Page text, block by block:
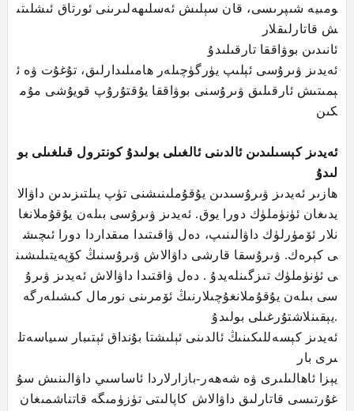
ومىيە شىپرىسى، قان سېلىش ئەسلىھەلىرىنى ئورتاق ئىشلىتى
ش قاتارلىقلار
ئانىدىن بوۋاققا تارقىلىدۇ
ئەيدىز ۋىرۇسى ئېلىپ يۈرگۈچىلەر ھامىلىدارلىق، تۇغۇت ۋە ئ
ېمىتىش ئارقىلىق ۋىرۇسنى بوۋاققا يۇقتۇرۇپ قويۇشى مۇم
كىن
ئەيدىز كېسىلىدىن ئالدىنى ئالغىلى بولىدۇ كونترول قىلغىلى بو
لىدۇ
ھازىر ئەيدىز ۋىرۇسىدىن يۇقۇملىنىشنى تۈپ يىلتىزىدىن داۋالا
يدىغان ئۈنۈملۈك دورا يوق. ئەيدىز ۋىرۇسى بىلەن يۇقۇملانغا
نلار ئۆمۈرلۈك داۋالىنىپ، دەل ۋاقىتىدا مىقداردا دورا ئىچىش
ى كېرەك. ۋىرۇسقا قارشى داۋالاش ۋىرۇسنىڭ كۆپەيتىلىشىن
ى ئۈنۈملۈك تىزگىنلەيدۇ . دەل ۋاقتىدا داۋالاش ئەيدىز ۋىرۇ
سى بىلەن يۇقۇملانغۇچىلارنىڭ ئۆمرىنى نورمال كىشىلەرگە
يېقىنلاشتۇرغىلى بولىدۇ.
ئەيدىز كېسەللىكىنىڭ ئالدىنى ئېلىشتا بۇنداق ئېتىبار سىياسەتل
ىرى بار
يېزا ئاھالىلىرى ۋە شەھەر-بازارلاردا ئاساسىي داۋالىنىش سۇ
غۇرتىسى قاتارلىق داۋالاش كاپالىتى تۈزۈمىگە قاتناشمىغان